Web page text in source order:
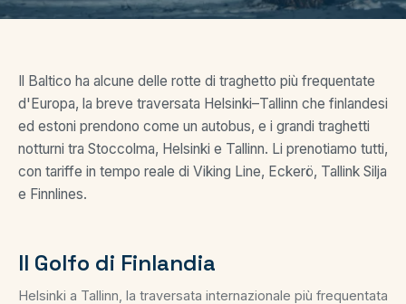
Il Baltico ha alcune delle rotte di traghetto più frequentate
d'Europa, la breve traversata Helsinki–Tallinn che finlandesi
ed estoni prendono come un autobus, e i grandi traghetti
notturni tra Stoccolma, Helsinki e Tallinn. Li prenotiamo tutti,
con tariffe in tempo reale di Viking Line, Eckerö, Tallink Silja
e Finnlines.
Il Golfo di Finlandia
Helsinki a Tallinn, la traversata internazionale più frequentata